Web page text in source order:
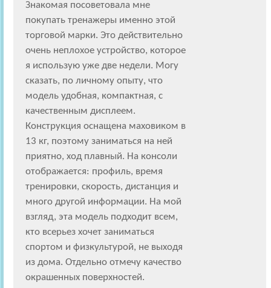
Знакомая посоветовала мне
покупать тренажеры именно этой
торговой марки. Это действительно
очень неплохое устройство, которое
я использую уже две недели. Могу
сказать, по личному опыту, что
модель удобная, компактная, с
качественным дисплеем.
Конструкция оснащена маховиком в
13 кг, поэтому заниматься на ней
приятно, ход плавный. На консоли
отображается: профиль, время
тренировки, скорость, дистанция и
много другой информации. На мой
взгляд, эта модель подходит всем,
кто всерьез хочет заниматься
спортом и физкультурой, не выходя
из дома. Отдельно отмечу качество
окрашенных поверхностей.